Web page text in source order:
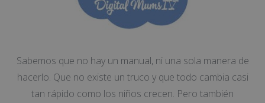
Sabemos que no hay un manual, ni una sola manera de
hacerlo. Que no existe un truco y que todo cambia casi
tan rápido como los niños crecen. Pero también